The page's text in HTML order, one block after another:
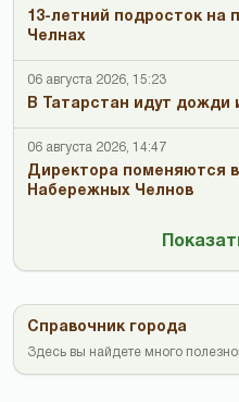
13-летний подросток на
Челнах
06 августа 2026, 15:23
В Татарстан идут дожди
06 августа 2026, 14:47
Директора поменяются
Набережных Челнов
Справочник города
Здесь вы найдете много